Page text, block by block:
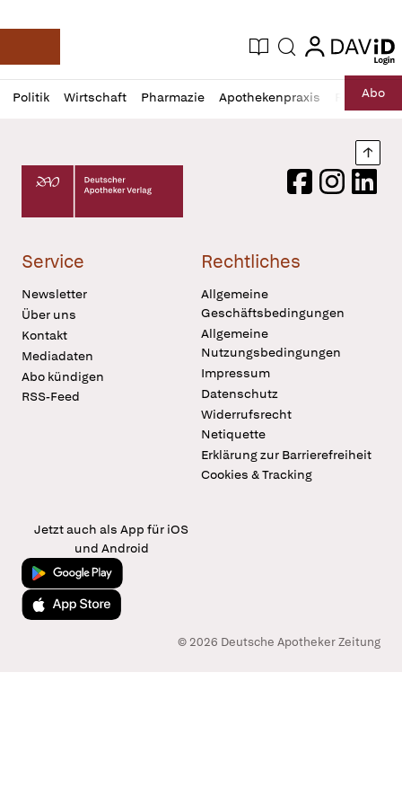
Deutsche Apotheker Zeitung
Aktuelle Ausgabe
Suche login
login
Politik Wirtschaft Pharmazie Apothekenpraxis RechtAbo
Profil
öffnen
Daz
Pur
Deutscher Apotheker Verlag Logo
FacebookInstagram
Service
Newsletter
Über uns
Kontakt
Mediadaten
Abo kündigen
RSS-Feed
Rechtliches
Allgemeine
Geschäftsbedingungen
Allgemeine
Nutzungsbedingungen
Impressum
Datenschutz
Widerrufsrecht
Netiquette
Erklärung zur Barrierefreiheit
Cookies & Tracking
Jetzt auch als App für iOS
und Android
Jetzt bei Google Play
Laden im App Store
© 2026 Deutsche Apotheker Zeitung